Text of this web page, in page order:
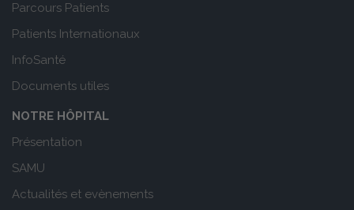
Parcours Patients
Patients Internationaux
InfoSanté
Documents utiles
NOTRE HÔPITAL
Présentation
SAMU
Actualités et evènements